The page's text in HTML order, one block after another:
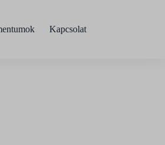
Kapcsolat